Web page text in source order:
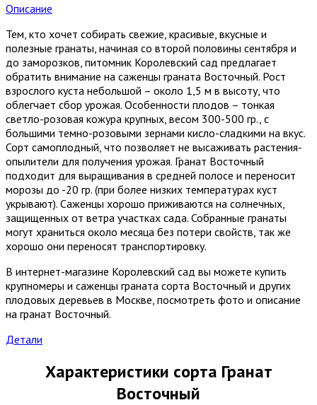
Описание
Тем, кто хочет собирать свежие, красивые, вкусные и
полезные гранаты, начиная со второй половины сентября и
до заморозков, питомник Королевский сад предлагает
обратить внимание на саженцы граната Восточный. Рост
взрослого куста небольшой – около 1,5 м в высоту, что
облегчает сбор урожая. Особенности плодов – тонкая
светло-розовая кожура крупных, весом 300-500 гр., с
большими темно-розовыми зернами кисло-сладкими на вкус.
Сорт самоплодный, что позволяет не высаживать растения-
опылители для получения урожая. Гранат Восточный
подходит для выращивания в средней полосе и переносит
морозы до -20 гр. (при более низких температурах куст
укрывают). Саженцы хорошо приживаются на солнечных,
защищенных от ветра участках сада. Собранные гранаты
могут храниться около месяца без потери свойств, так же
хорошо они переносят транспортировку.
В интернет-магазине Королевский сад вы можете купить
крупномеры и саженцы граната сорта Восточный и других
плодовых деревьев в Москве, посмотреть фото и описание
на гранат Восточный.
Детали
Характеристики сорта Гранат
Восточный